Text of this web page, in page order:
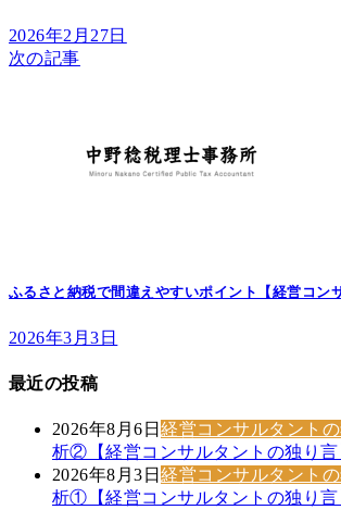
2026年2月27日
次の記事
ふるさと納税で間違えやすいポイント【経営コン
2026年3月3日
最近の投稿
2026年8月6日経営コンサルタント
析②【経営コンサルタントの独り言
2026年8月3日経営コンサルタント
析①【経営コンサルタントの独り言